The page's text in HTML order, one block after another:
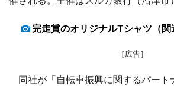
完走賞のオリジナルTシャツ（関
［広告］
同社が「自転車振興に関するパート